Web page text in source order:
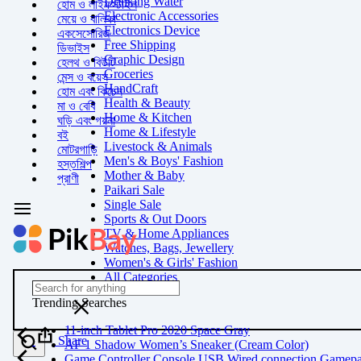
Electronic Accessories
Electronics Device
Free Shipping
Graphic Design
Groceries
HandCraft
Health & Beauty
Home & Kitchen
Home & Lifestyle
Livestock & Animals
Men's & Boys' Fashion
Mother & Baby
Paikari Sale
Single Sale
Sports & Out Doors
TV & Home Appliances
Watches, Bags, Jewellery
Women's & Girls' Fashion
All Categories
হোম ও লাইফস্টাইল
মেয়ে ও বালিকা
একসেসোরিজ
ডিভাইস
হেলথ ও বিউটি
মেন্স ও বয়েস
হোম এবং কিচেন
মা ও বেবি
ঘড়ি এবং গয়না
বই
মোটরগাড়ি
হস্তশিল্প
প্রাণী
Trending Searches
11-inch Tablet Pro 2020 Space Gray
AF 1 Shadow Women’s Sneaker (Cream Color)
Share